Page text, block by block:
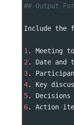
## Output
Include the
1 . Meeting
2 . Date and
3.
4. Key
5. Decisions
6. Action